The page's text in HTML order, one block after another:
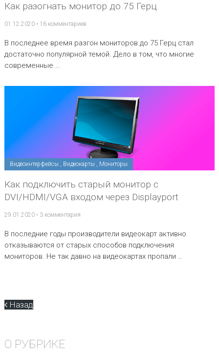
Как разогнать монитор до 75 Герц
01.12.2020• 16 комментариев
В последнее время разгон мониторов до 75 Герц стал
достаточно популярной темой. Дело в том, что многие
современные …
Как подключить старый монитор с
DVI/HDMI/VGA входом через Displayport
Видеоинтерфейсы , Видеокарты , Мониторы
29.01.2020• 3 комментария
В последние годы производители видеокарт активно
отказываются от старых способов подключения
мониторов. Не так давно на видеокартах пропали …
Назад
О РУБРИКЕ